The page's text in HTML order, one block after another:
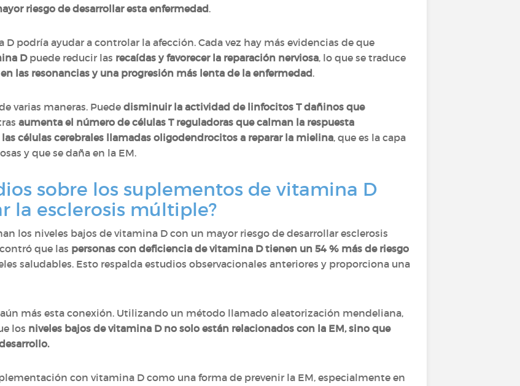
riesgo de desarrollar esta enfermedad.
podría ayudar a controlar la afección. Cada vez hay más evidencias de que
D puede reducir las recaídas y favorecer la reparación nerviosa, lo que se traduce
las resonancias y una progresión más lenta de la enfermedad.
varias maneras. Puededisminuir la actividad de linfocitos T dañinos que
aumenta el número de células T reguladoras que calman la respuesta
las células cerebrales llamadas oligodendrocitos a reparar la mielina, que es la capa
y que se daña en la EM.
sobre los suplementos de vitamina D
la esclerosis múltiple?
los niveles bajos de vitamina D con un mayor riesgo de desarrollar esclerosis
que las personas con deficiencia de vitamina D tienen un 54 % más de riesgo
saludables. Esto respalda estudios observacionales anteriores y proporciona una
más esta conexión. Utilizando un método llamado aleatorización mendeliana,
los niveles bajos de vitamina D no solo están relacionados con la EM, sino que
con vitamina D como una forma de prevenir la EM, especialmente en